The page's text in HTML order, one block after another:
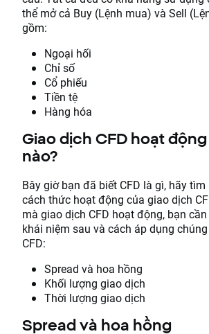
thể mở cả Buy (Lệnh mua) và Sell
gồm:
Ngoại hối
Chỉ số
Cổ phiếu
Tiền tệ
Hàng hóa
Giao dịch CFD hoạt
nào?
Bây giờ bạn đã biết CFD là gì, hãy
cách thức hoạt động của giao dịch
mà giao dịch CFD hoạt động, bạn
khái niệm sau và cách áp dụng
CFD:
Spread và hoa hồng
Khối lượng giao dịch
Thời lượng giao dịch
Spread và hoa hồng